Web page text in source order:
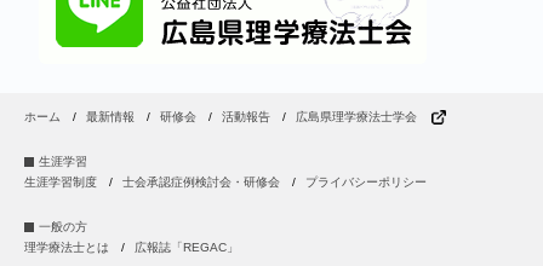
ホーム 最新情報 研修会 活動報告 広島県理学療法士学会
生涯学習
生涯学習制度
士会承認症例検討会・研修会 プライバシーポリシー
一般の方
理学療法士とは
広報誌「REGAC」